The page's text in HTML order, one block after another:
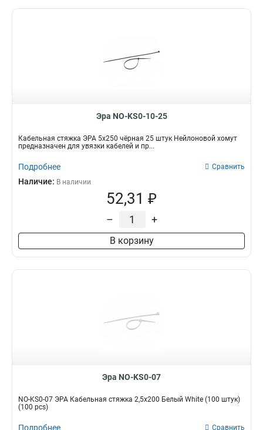
Эра NO-KS0-10-25
Кабельная стяжка ЭРА 5x250 чёрная 25 штук Нейлоновой хомут
предназначен для увязки кабелей и пр...
Подробнее Сравнить
Наличие: В наличии
52,31 ₽
– +
В корзину
Эра NO-KS0-07
NO-KS0-07 ЭРА Кабельная стяжка 2,5х200 Белый White (100 штук)
(100 pcs)
Подробнее Сравнить